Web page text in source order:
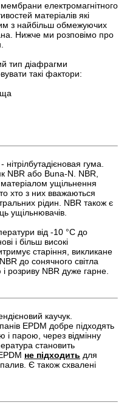
електромагнітного
матеріалів які
з найбільш обмежуючих
Нижче ми розповімо про
тип діафрагми
такі фактори:
гума.
NBR або Buna-N. NBR,
ущільнення
хто з них вважаються
рідин. NBR також є
ущільнювачів.
від -10 °C до
і більш високі
старіння, викликане
до сонячного світла
розриву NBR дуже гарне.
каучук.
EPDM добре підходять
і парою, через відмінну
становить
не підходить для
Є також схвалені